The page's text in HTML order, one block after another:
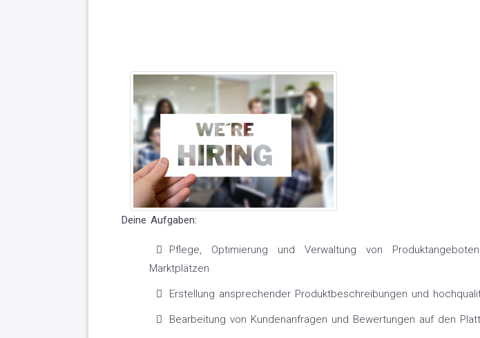
Deine Aufgaben:
Pflege, Optimierung und Verwaltung von
Marktplätzen
Erstellung ansprechender Produktbeschreibungen und
Bearbeitung von Kundenanfragen und Bewertungen auf den